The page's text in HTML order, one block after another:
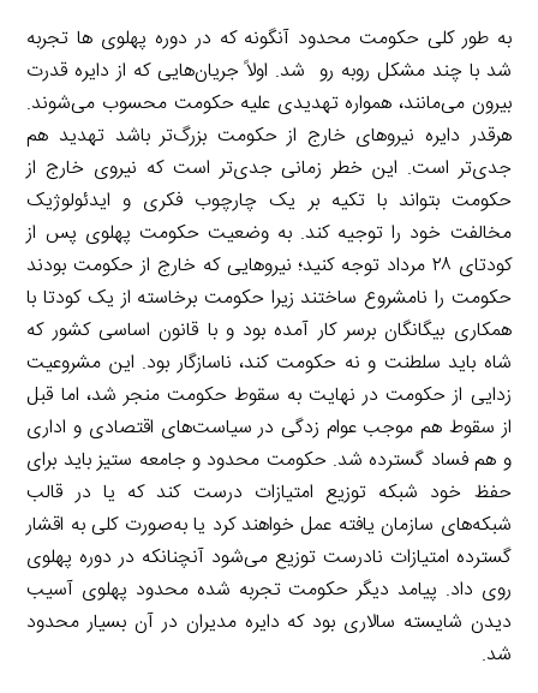
به طور کلی حکومت محدود آنگونه که در دوره پهلوی ها تجربه
شد با چند مشکل روبه رو شد. اولاً جریان‌هایی که از دایره قدرت
بیرون می‌مانند، همواره تهدیدی علیه حکومت محسوب می‌شوند.
هرقدر دایره نیروهای خارج از حکومت بزرگ‌تر باشد تهدید هم
جدی‌تر است. این خطر زمانی جدی‌تر است که نیروی خارج از
حکومت بتواند با تکیه بر یک چارچوب فکری و ایدئولوژیک
مخالفت خود را توجیه کند. به وضعیت حکومت پهلوی پس از
کودتای ۲۸ مرداد توجه کنید؛ نیروهایی که خارج از حکومت بودند
حکومت را نامشروع ساختند زیرا حکومت برخاسته از یک کودتا با
همکاری بیگانگان برسر کار آمده بود و با قانون اساسی کشور که
شاه باید سلطنت و نه حکومت کند، ناسازگار بود. این مشروعیت
زدایی از حکومت در نهایت به سقوط حکومت منجر شد، اما قبل
از سقوط هم موجب عوام زدگی در سیاست‌های اقتصادی و اداری
و هم فساد گسترده شد. حکومت محدود و جامعه ستیز باید برای
حفظ خود شبکه توزیع امتیازات درست کند که یا در قالب
شبکه‌های سازمان یافته عمل خواهند کرد یا به‌صورت کلی به اقشار
گسترده امتیازات نادرست توزیع می‌شود آنچنانکه در دوره پهلوی
روی داد. پیامد دیگر حکومت تجربه شده محدود پهلوی آسیب
دیدن شایسته سالاری بود که دایره مدیران در آن بسیار محدود
شد.